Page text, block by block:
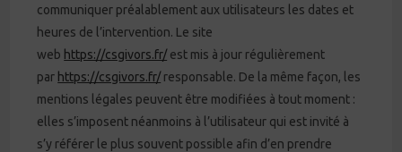
communiquer préalablement aux utilisateurs les dates et
heures de l’intervention. Le site
web https://csgivors.fr/est mis à jour régulièrement
par https://csgivors.fr/responsable. De la même façon, les
mentions légales peuvent être modifiées à tout moment :
elles s’imposent néanmoins à l’utilisateur qui est invité à
s’y référer le plus souvent possible afin d’en prendre